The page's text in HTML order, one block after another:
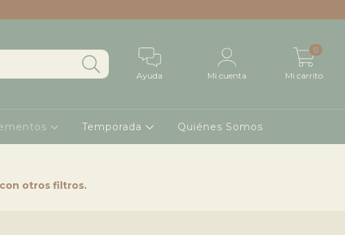
Ayuda Mi cuenta Mi carrito
0
Temporada Quiénes Somos
otros filtros.